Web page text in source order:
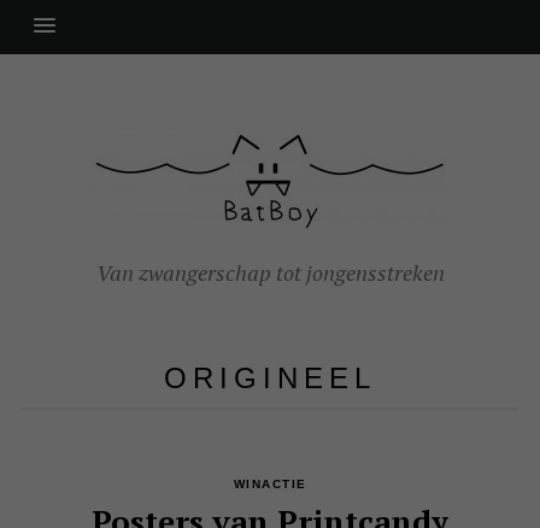
Van zwangerschap tot jongensstreken
ORIGINEEL
WINACTIE